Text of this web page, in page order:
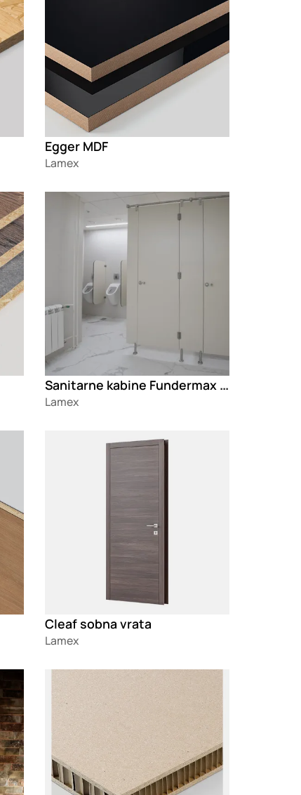
Egger MDF
Lamex
Sanitarne kabine Fundermax Compact
Lamex
Cleaf sobna vrata
Lamex
Loading